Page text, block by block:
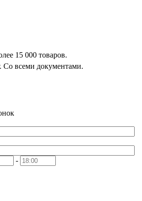
15 000 товаров.
Со всеми документами.
-